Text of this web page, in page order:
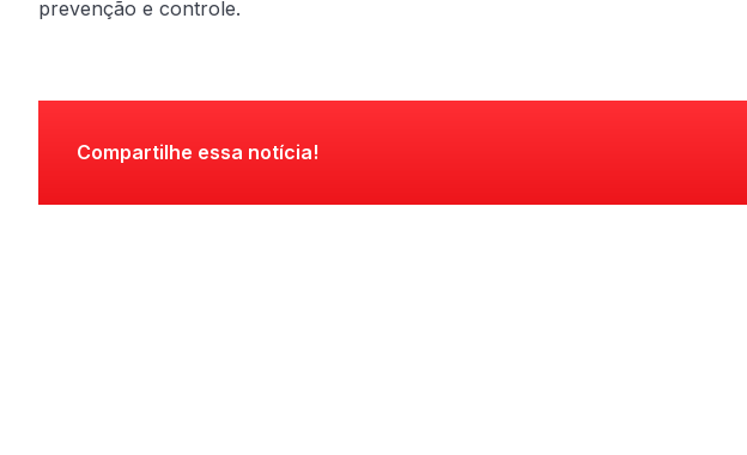
prevenção e controle.
Compartilhe essa notícia!